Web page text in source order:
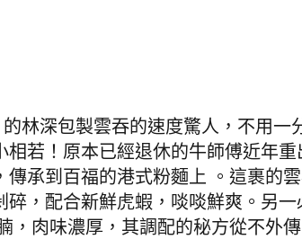
林深包製雲吞的速度驚人，不用一
相若！原本已經退休的牛師傅近年重
承到百福的港式粉麵上 。這裹的雲
碎，配合新鮮虎蝦，啖啖鮮爽。另一
，肉味濃厚，其調配的秘方從不外傳